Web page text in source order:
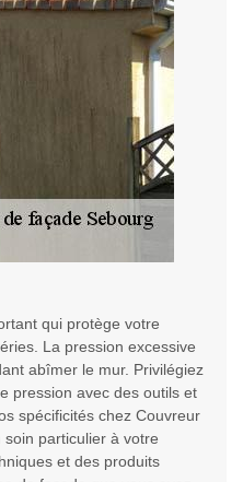
qui protège votre
La pression excessive
abîmer le mur. Privilégiez
pression avec des outils et
spécificités chez Couvreur
particulier à votre
et des produits